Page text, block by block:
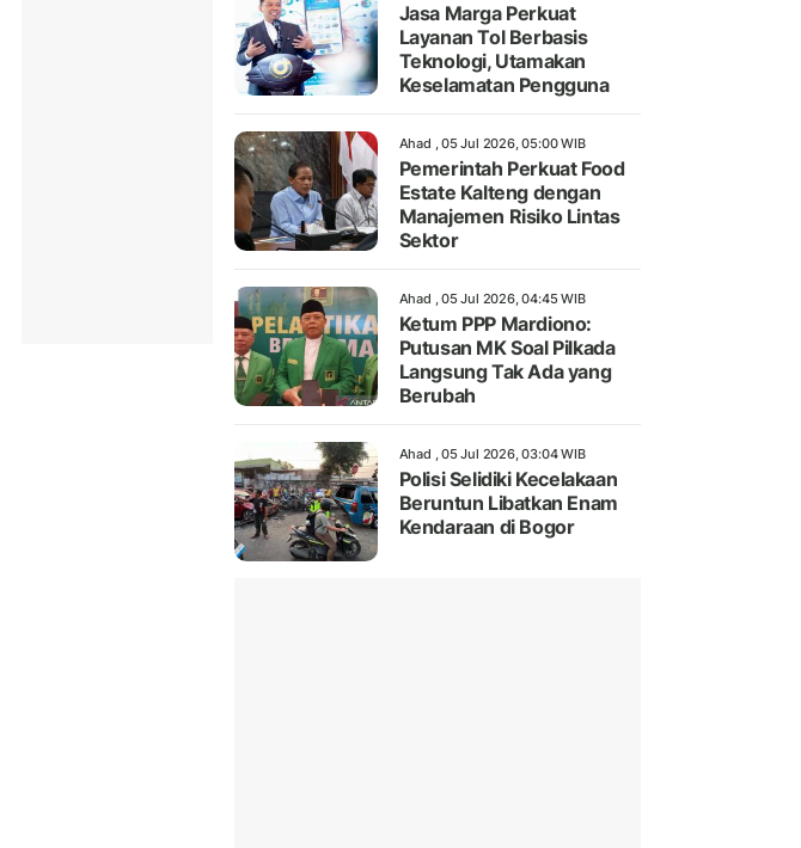
Jasa Marga Perkuat
Layanan Tol Berbasis
Teknologi, Utamakan
Keselamatan Pengguna
Ahad , 05 Jul 2026, 05:00 WIB
Pemerintah Perkuat Food
Estate Kalteng dengan
Manajemen Risiko Lintas
Sektor
Ahad , 05 Jul 2026, 04:45 WIB
Ketum PPP Mardiono:
Putusan MK Soal Pilkada
Langsung Tak Ada yang
Berubah
Ahad , 05 Jul 2026, 03:04 WIB
Polisi Selidiki Kecelakaan
Beruntun Libatkan Enam
Kendaraan di Bogor